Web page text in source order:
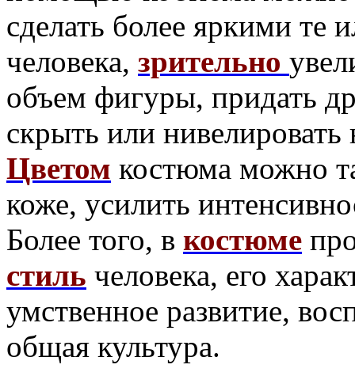
сделать более яркими
человека, зрительно
объем фигуры, придать
скрыть или нивелировать
Цветом костю­ма можно
коже, усилить
Более того, в кос­тюме
стиль человека, его
умственное развитие,
общая культура.